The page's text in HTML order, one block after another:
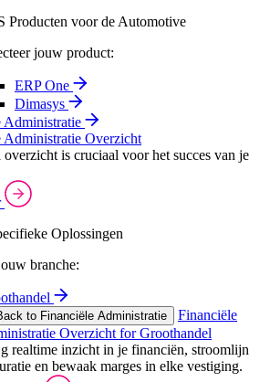
Producten voor de Automotive
jouw product:
ERP One
Dimasys
Administratie
Administratie Overzicht
overzicht is cruciaal voor het succes van je
Oplossingen
branche:
to Financiële Administratie
Financiële
Overzicht for Groothandel
realtime inzicht in je financiën, stroomlijn
en bewaak marges in elke vestiging.